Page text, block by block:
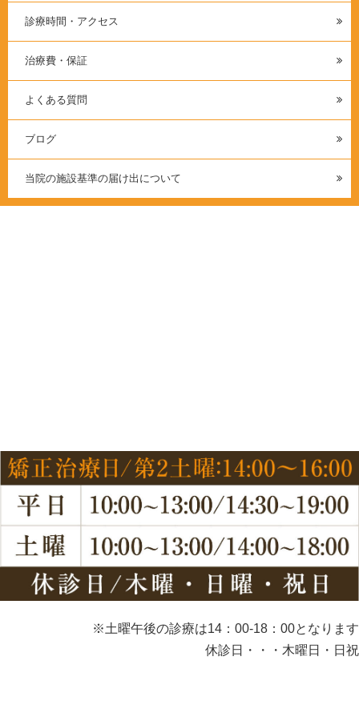
診療時間・アクセス
治療費・保証
よくある質問
ブログ
当院の施設基準の届け出について
※土曜午後の診療は14：00-18：00となります
休診日・・・木曜日・日祝